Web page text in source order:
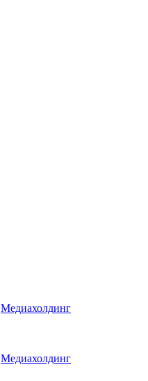
Медиахолдинг
Медиахолдинг